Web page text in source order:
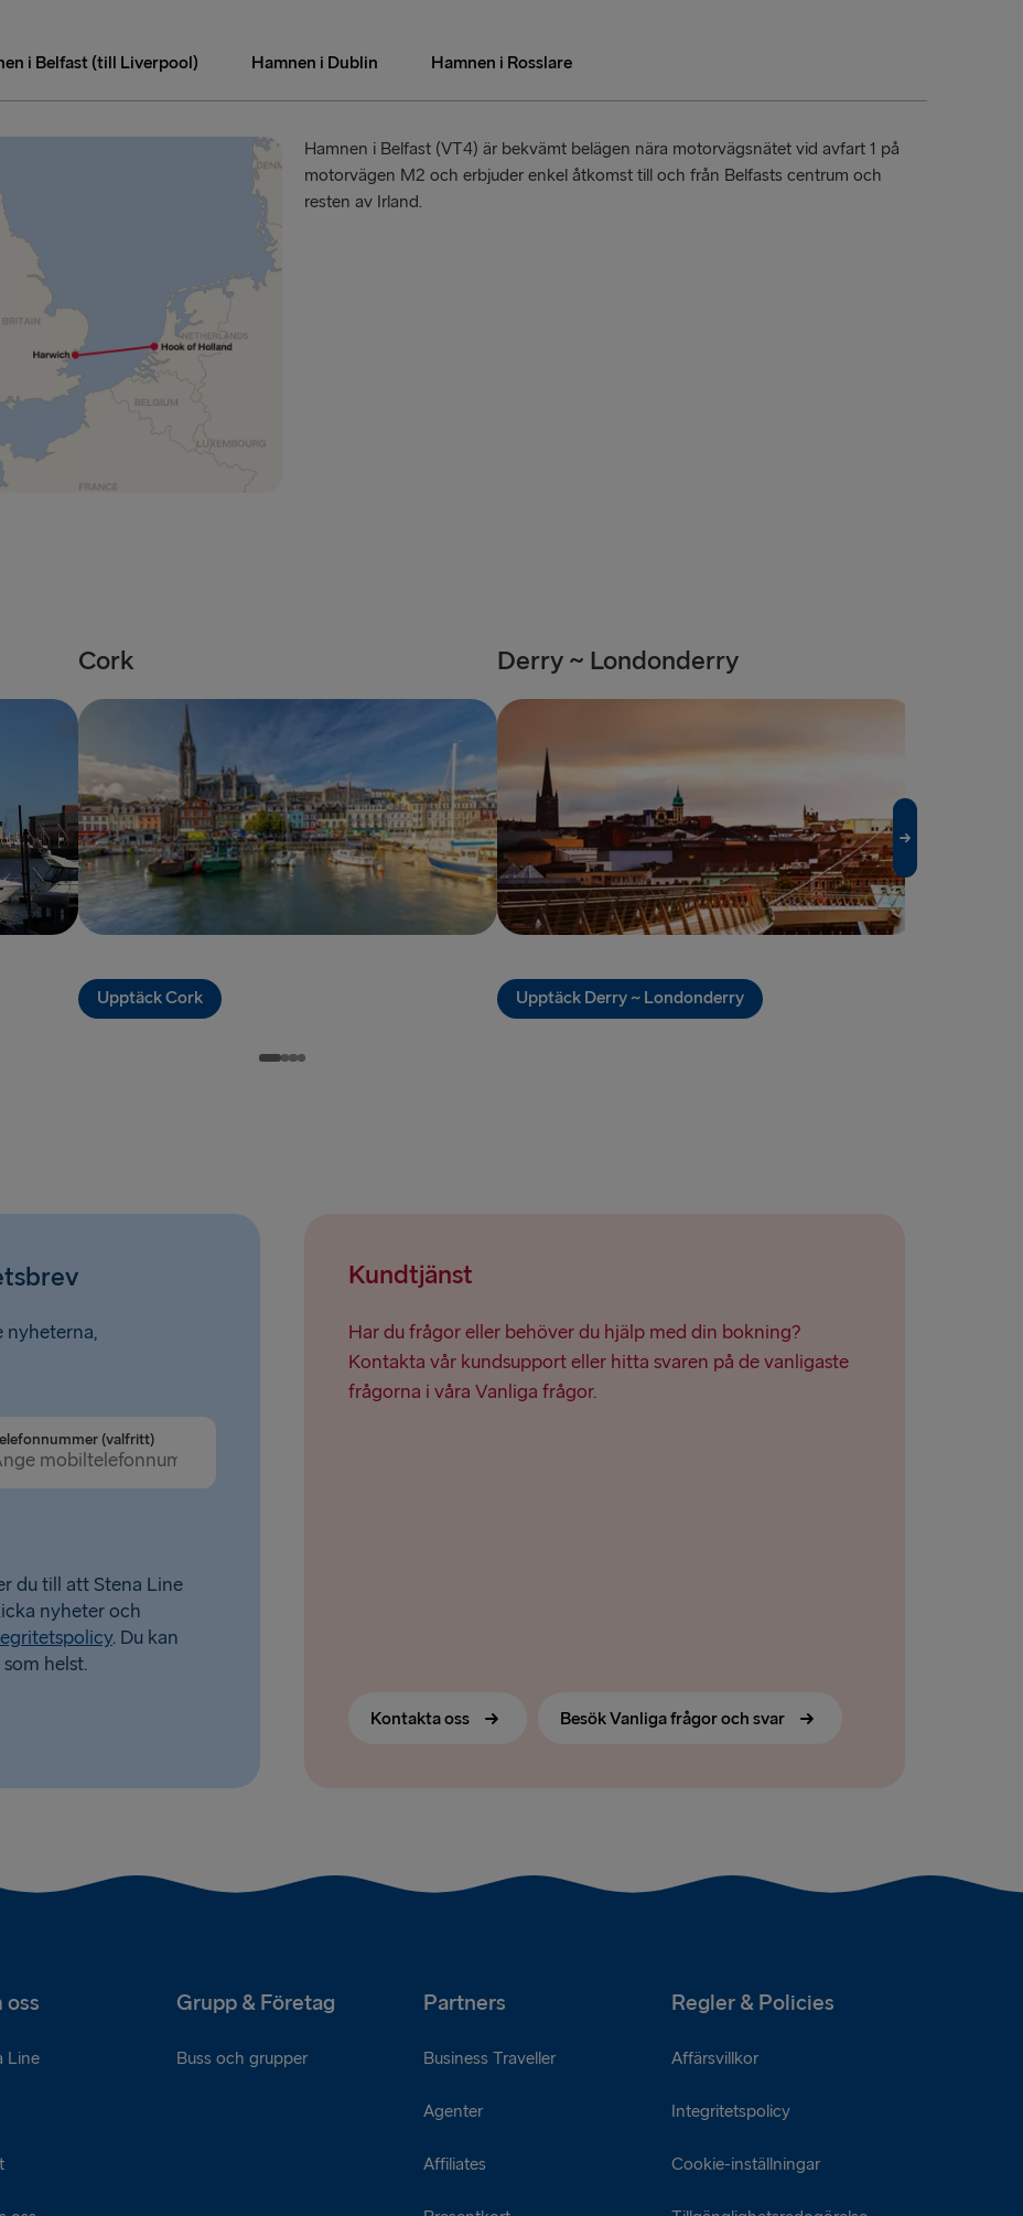
Nynäshamn → Ventspils
Dublin → Holyhead
Liepāja → Travemünde
i Belfast (till Liverpool) Hamnen i Dublin Hamnen i Rosslare
Hamnen i Belfast (VT4) är bekvämt belägen nära motorvägsnätet vid avfart 1 på
motorvägen M2 och erbjuder enkel åtkomst till och från Belfasts centrum och
resten av Irland.
Cork
Upptäck Cork
Derry ~ Londonderry
Upptäck Derry ~ Londonderry
nyheterna,
(valfritt)
du till att Stena Line
nyheter och
. Du kan
helst.
Kundtjänst
Har du frågor eller behöver du hjälp med din bokning?
Kontakta vår kundsupport eller hitta svaren på de vanligaste
frågorna i våra Vanliga frågor.
Kontakta oss Besök Vanliga frågor och svar
oss Grupp & Företag Partners Regler & Policies
Line Buss och grupper Business Traveller
Agenter
Affiliates
Affärsvillkor
Integritetspolicy
Cookie-inställningar